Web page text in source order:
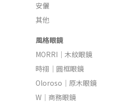
安儷
其他
風格眼鏡
MORRI｜木紋眼鏡
時祤｜圓框眼鏡
Oloroso｜原木眼鏡
W｜商務眼鏡